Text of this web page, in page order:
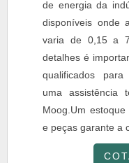
de energia da
disponíveis onde
varia de 0,15 a
detalhes é
qualificados
uma assistência
Moog.Um
e peças garante a